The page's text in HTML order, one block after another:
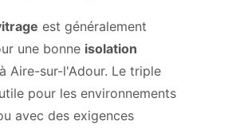
est généralement
une bonne isolation
à Aire-sur-l'Adour. Le triple
pour les environnements
avec des exigences